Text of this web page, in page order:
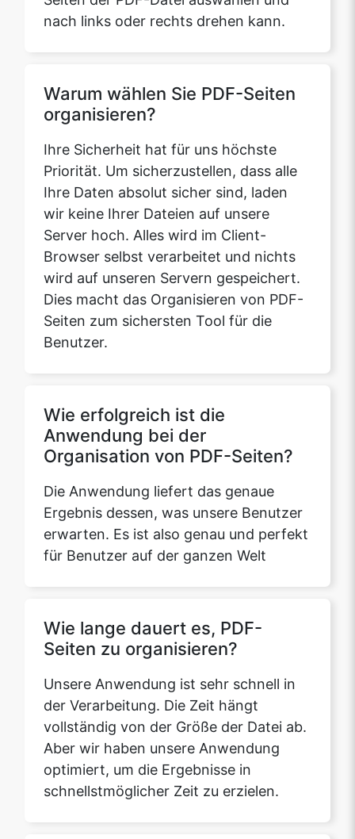
Warum wählen Sie PDF-Seiten
Priorität. Um sicherzustellen, dass alle
Ihre Daten absolut sicher sind, laden
wir keine Ihrer Dateien auf unsere
Server hoch. Alles wird im Client-
Browser selbst verarbeitet und nichts
wird auf unseren Servern gespeichert.
Dies macht das Organisieren von PDF-
Seiten zum sichersten Tool für die
Benutzer.
Wie erfolgreich ist die
Die Anwendung liefert das genaue
Ergebnis dessen, was unsere Benutzer
erwarten. Es ist also genau und perfekt
für Benutzer auf der ganzen Welt
Wie lange dauert es, PDF-
der Verarbeitung. Die Zeit hängt
vollständig von der Größe der Datei ab.
Aber wir haben unsere Anwendung
optimiert, um die Ergebnisse in
schnellstmöglicher Zeit zu erzielen.
Wie kommuniziere ich, wenn ich